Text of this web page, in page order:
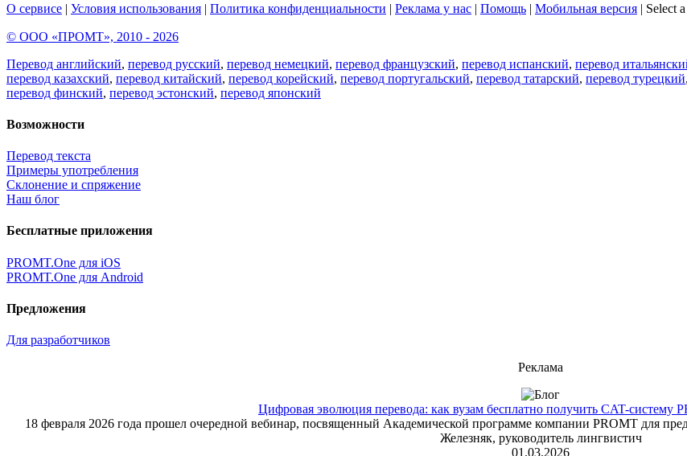
О сервисе | Условия использования | Политика конфиденциальности | Реклама у нас | Помощь | Мобильная версия | Select
© ООО «ПРОМТ», 2010 - 2026
Перевод английский, перевод русский, перевод немецкий, перевод французский, перевод испанский, перевод
перевод казахский, перевод китайский, перевод корейский, перевод португальский, перевод татарский, перевод турецкий,
перевод финский, перевод эстонский, перевод японский
Возможности
Перевод текста
Примеры употребления
Склонение и спряжение
Наш блог
Бесплатные приложения
PROMT.One для iOS
PROMT.One для Android
Предложения
Для разработчиков
Реклама
Цифровая эволюция перевода: как вузам бесплатно получить CAT-систему
18 февраля 2026 года прошел очередной вебинар, посвященный Академической программе компании PROMT для
Железняк, руководитель лингвистич
01.03.2026